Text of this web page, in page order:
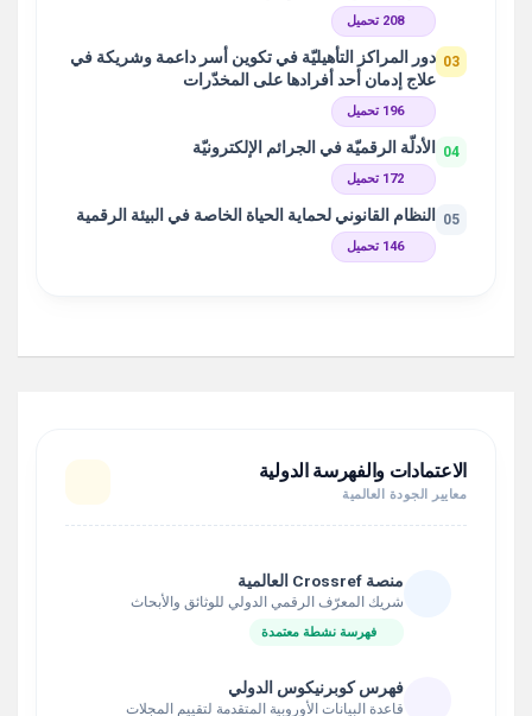
208 تحميل
03 دور المراكز التأهيليّة في تكوين أسر داعمة وشريكة في
علاج إدمان أحد أفرادها على المخدّرات
196 تحميل
04 الأدلّة الرقميّة في الجرائم الإلكترونيّة
172 تحميل
05 النظام القانوني لحماية الحياة الخاصة في البيئة الرقمية
146 تحميل
الاعتمادات والفهرسة الدولية
معايير الجودة العالمية
منصة Crossref العالمية
شريك المعرّف الرقمي الدولي للوثائق والأبحاث
فهرسة نشطة معتمدة
فهرس كوبرنيكوس الدولي
قاعدة البيانات الأوروبية المتقدمة لتقييم المجلات